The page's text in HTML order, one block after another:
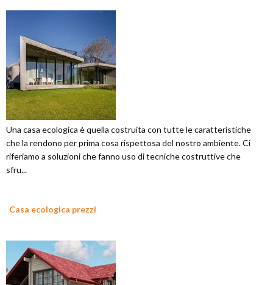
Una casa ecologica è quella costruita con tutte le caratteristiche
che la rendono per prima cosa rispettosa del nostro ambiente. Ci
riferiamo a soluzioni che fanno uso di tecniche costruttive che
sfru...
Casa ecologica prezzi